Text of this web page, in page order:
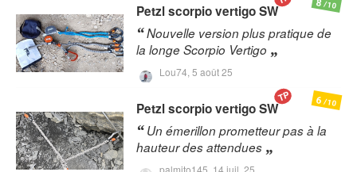
Petzlscorpio vertigo SW
Nouvelle version plus pratique de
la longe Scorpio Vertigo
Lou74, 5 août 25
8/10
Petzlscorpio vertigo SW
Un émerillon prometteur pas à la
hauteur des attendues
6/10
TP